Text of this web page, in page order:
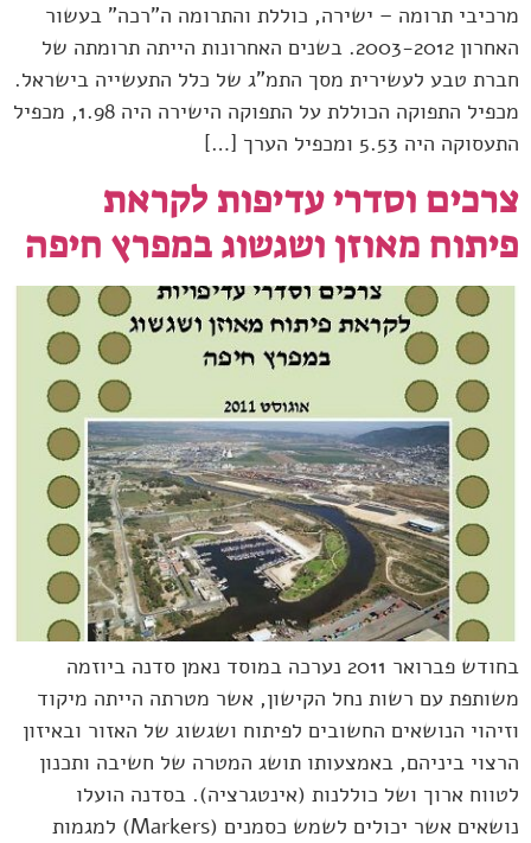
מרכיבי תרומה – ישירה, כוללת והתרומה ה”רכה” בעשור
האחרון 2003-2012. בשנים האחרונות הייתה תרומתה של
חברת טבע לעשירית מסך התמ"ג של כלל התעשייה בישראל.
מכפיל התפוקה הכוללת על התפוקה הישירה היה 1.98, מכפיל
התעסוקה היה 5.53 ומכפיל הערך […]
צרכים וסדרי עדיפות לקראת
פיתוח מאוזן ושגשוג במפרץ חיפה
בחודש פברואר 2011 נערכה במוסד נאמן סדנה ביוזמה
משותפת עם רשות נחל הקישון, אשר מטרתה הייתה מיקוד
וזיהוי הנושאים החשובים לפיתוח ושגשוג של האזור ובאיזון
הרצוי ביניהם, באמצעותו תושג המטרה של חשיבה ותכנון
לטווח ארוך ושל כוללנות (אינטגרציה). בסדנה הועלו
נושאים אשר יכולים לשמש כסמנים (Markers) למגמות